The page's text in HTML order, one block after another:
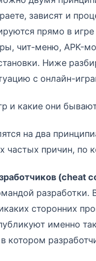
зависят и
прямо в
чит-меню, APK-
Ниже
с онлайн-
и какие они
на два
причин, по
(cheat
разработки.
сторонних
именно
котором